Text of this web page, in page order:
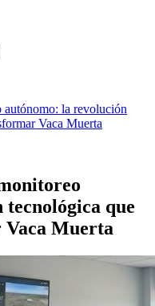
la revolución
Vaca Muerta
que
Vaca Muerta